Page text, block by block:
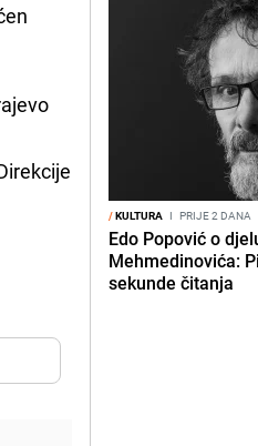
/KULTURA I PRIJE 2 DANA
Edo Popović o
Mehmedinovića:
sekunde čitanja